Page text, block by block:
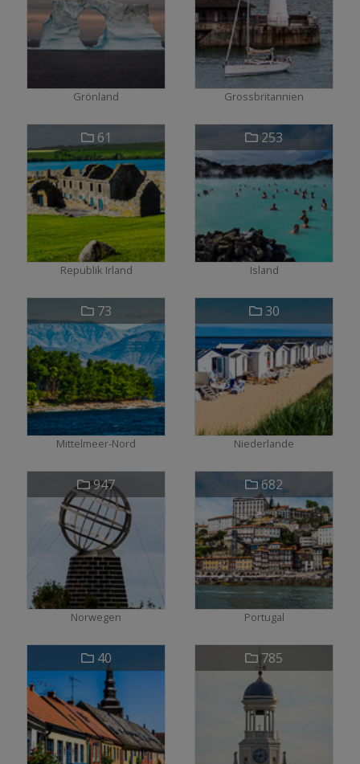
Grönland Grossbritannien
61
Republik Irland
253
Island
73
Mittelmeer-Nord
30
Niederlande
947
Norwegen
682
Portugal
40 785